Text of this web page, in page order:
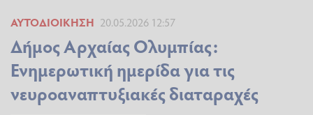
ΑΥΤΟΔΙΟΊΚΗΣΗ 20.05.2026 12:57
Δήμος Αρχαίας Ολυμπίας:
Ενημερωτική ημερίδα για τις
νευροαναπτυξιακές διαταραχές